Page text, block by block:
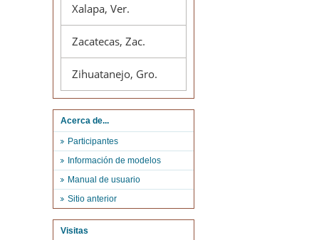
Xalapa, Ver.
Zacatecas, Zac.
Zihuatanejo, Gro.
Acerca de...
Participantes
Información de modelos
Manual de usuario
Sitio anterior
Visitas